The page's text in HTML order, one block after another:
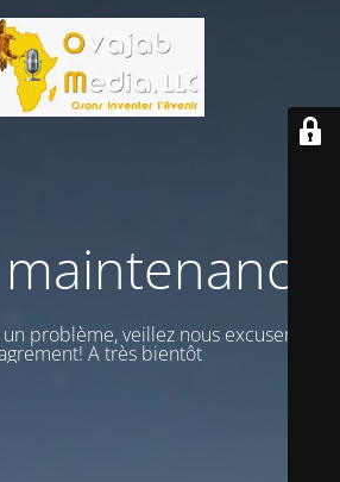
problème, veillez nous excuser vour
A très bientôt